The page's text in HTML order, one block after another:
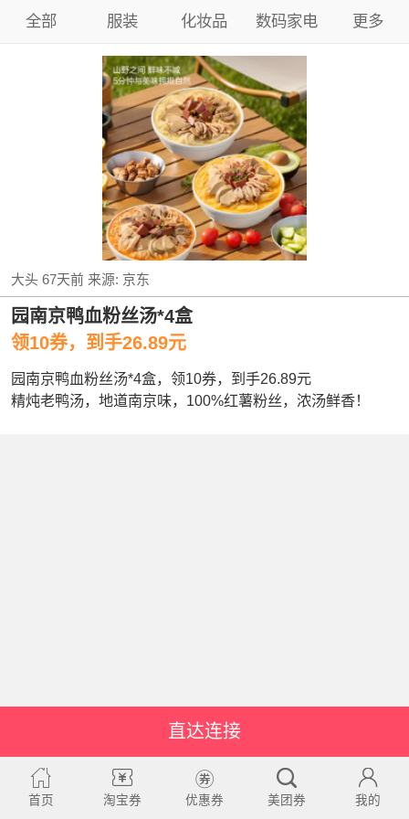
全部 服装 化妆品 数码家电 更多
大头 67天前来源: 京东
园南京鸭血粉丝汤*4盒
领10券，到手26.89元
园南京鸭血粉丝汤*4盒，领10券，到手26.89元
精炖老鸭汤，地道南京味，100%红薯粉丝，浓汤鲜香！
直达连接
首页 淘宝券 优惠券 美团券 我的